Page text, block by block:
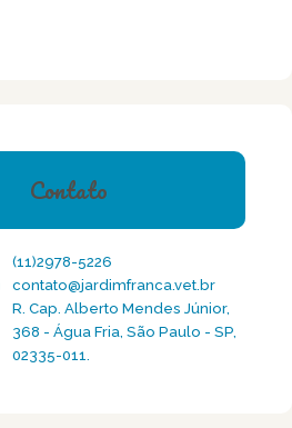
Contato
(11)2978-5226
contato@jardimfranca.vet.br
R. Cap. Alberto Mendes Júnior,
368 - Água Fria, São Paulo - SP,
02335-011.